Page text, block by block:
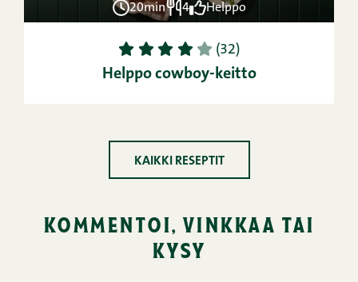
20min 4 Helppo
1 2 3 4 5 (32)
Helppo cowboy-keitto
KAIKKI RESEPTIT
kommentoi, vinkkaa tai
kysy